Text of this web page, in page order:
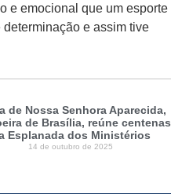
e emocional que um esporte
e assim tive
de Nossa Senhora Aparecida,
de Brasília, reúne centenas
Esplanada dos Ministérios
14 de outubro de 2025